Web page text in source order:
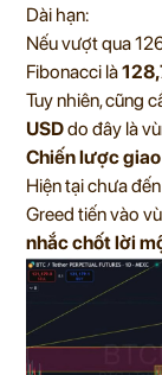
Dài hạn:
Nếu vượt qua
Fibonacci là
Tuy nhiên, cũng
USDdo đây là
Chiến lược
Hiện tại chưa
Greed tiến vào
nhắc chốt lời